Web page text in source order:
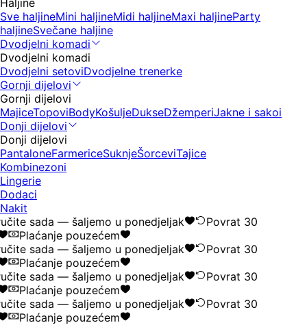
Sve haljineMini haljineMidi haljineMaxi haljineParty
haljineSvečane haljine
Dvodjelni komadi
Dvodjelni komadi
Dvodjelni setoviDvodjelne trenerke
Gornji dijelovi
Gornji dijelovi
MajiceTopoviBodyKošuljeDukseDžemperiJakne i sakoi
Donji dijelovi
Donji dijelovi
PantaloneFarmericeSuknjeŠorceviTajice
Kombinezoni
Lingerie
Dodaci
Nakit
sada — šaljemo u ponedjeljak
Povrat 30
Plaćanje pouzećem
sada — šaljemo u ponedjeljak
Povrat 30
Plaćanje pouzećem
sada — šaljemo u ponedjeljak
Povrat 30
Plaćanje pouzećem
sada — šaljemo u ponedjeljak
Povrat 30
Plaćanje pouzećem